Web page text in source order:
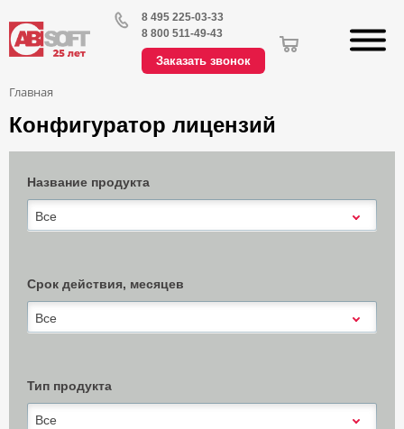
8 495 225-03-33
8 800 511-49-43
Заказать звонок
Главная
Конфигуратор лицензий
Название продукта
Все
Срок действия, месяцев
Все
Тип продукта
Все